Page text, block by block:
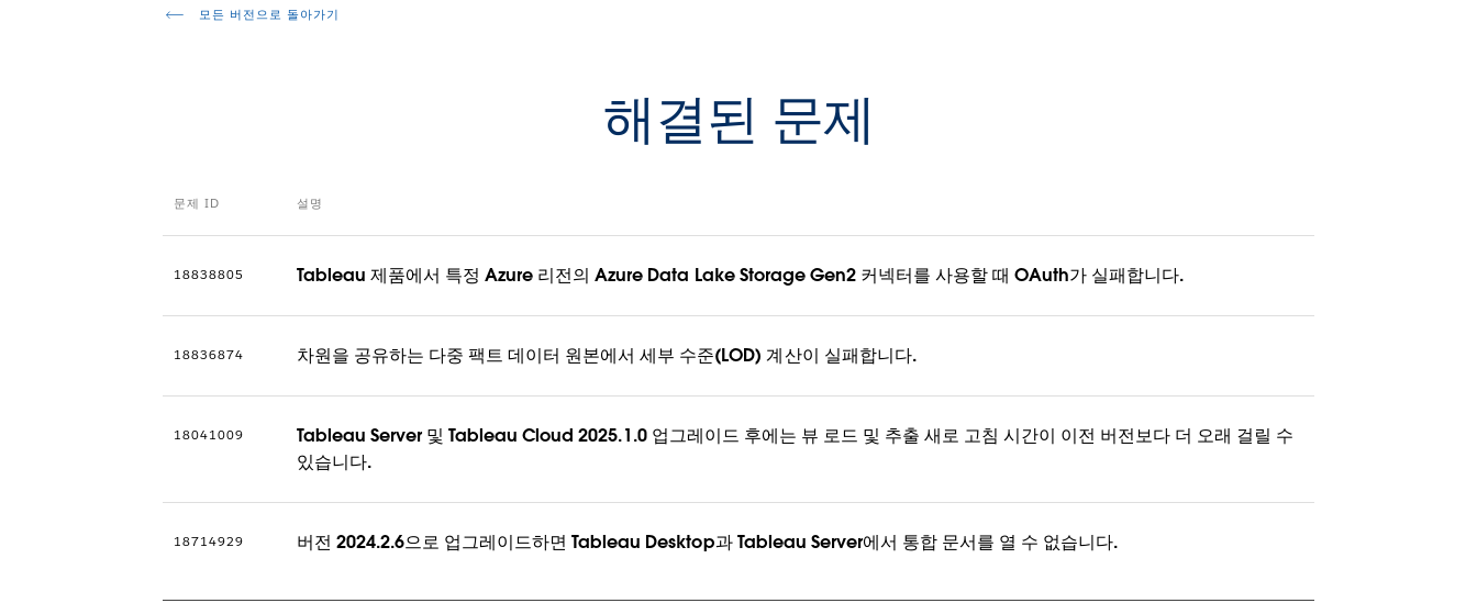
모든 버전으로 돌아가기
해결된 문제
문제 ID 설명
18838805 Tableau 제품에서 특정 Azure 리전의 Azure Data Lake Storage Gen2 커넥터를 사용할 때 OAuth가 실패합니다.
18836874 차원을 공유하는 다중 팩트 데이터 원본에서 세부 수준(LOD) 계산이 실패합니다.
18041009
Tableau Server 및 Tableau Cloud 2025.1.0 업그레이드 후에는 뷰 로드 및 추출 새로 고침 시간이 이전 버전보다 더 오래 걸릴 수
있습니다.
18714929 버전 2024.2.6으로 업그레이드하면 Tableau Desktop과 Tableau Server에서 통합 문서를 열 수 없습니다.